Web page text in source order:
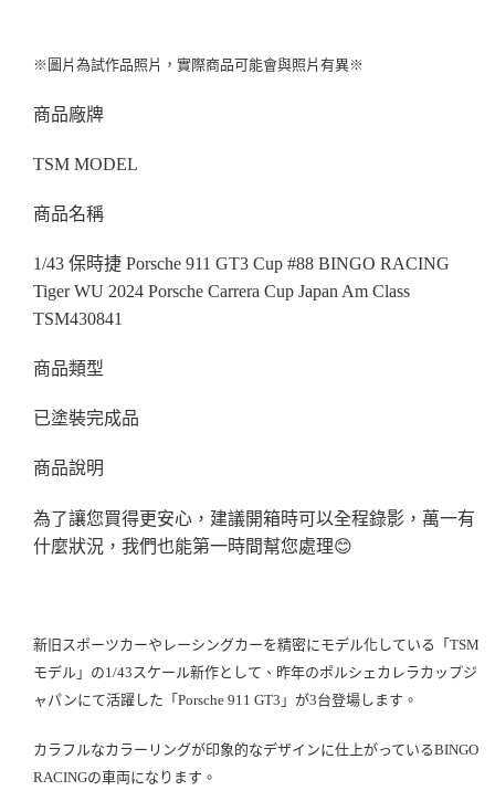
1.本服務係由「台灣大哥大股份有限公司」（以下簡稱本公司）所提供，讓
用戶於交易時，得透過本服務購買商品或服務，並由商店將買賣／分期付款
2.基於同意付款使用「大哥付你分期」之契約關係目的，商店將以您的個人
由本公司與您本人進行分期帳單所需資料之確認、核對及更正。
預購-宅配(離島)(舊)
東海門市自取，需自備購物袋取貨唷。
免運費
※圖片為試作品照片，實際商品可能會與照片有異※
商品廠牌
TSM MODEL
商品名稱
1/43 保時捷 Porsche 911 GT3 Cup #88 BINGO RACING
Tiger WU 2024 Porsche Carrera Cup Japan Am Class
TSM430841
商品類型
已塗裝完成品
商品說明
為了讓您買得更安心，建議開箱時可以全程錄影，萬一有
什麼狀況，我們也能第一時間幫您處理😊
新旧スポーツカーやレーシングカーを精密にモデル化している「TSM
モデル」の1/43スケール新作として、昨年のポルシェカレラカップジ
ャパンにて活躍した「Porsche 911 GT3」が3台登場します。
カラフルなカラーリングが印象的なデザインに仕上がっているBINGO
RACINGの車両になります。